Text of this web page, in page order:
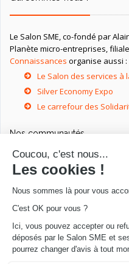
Le Salon SME, co-fondé par
Planète micro-entreprises,
Connaissances organise aussi :
Le Salon des services à
Silver Economy Expo
Le carrefour des
Nos communautés
Ressources utiles
Livres utiles pour les